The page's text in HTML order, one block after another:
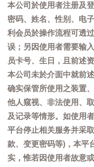
本公司於使用者注册及
密码、姓名、性别、电
利会员於操作流程可透
误；另因使用者需要输
员卡号、生日，且前述
本公司未於介面中就前
确实保管所使用之装置
他人窥视、非法使用、
及记录等情形。如使用
平台停止相关服务并采
款、变更密码等)，本平
实，惟若因使用者故意